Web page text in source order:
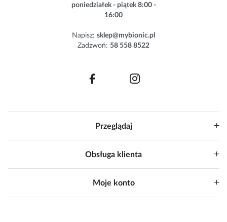
poniedziałek - piątek 8:00 -
16:00
Napisz: sklep@mybionic.pl
Zadzwoń: 58 558 8522
Przeglądaj
Obsługa klienta
Moje konto